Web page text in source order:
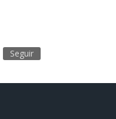
Seguir